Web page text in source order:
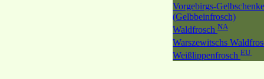
Vorgebirgs-
(Gelbbeinfrosch)
Waldfrosch NA
Warszewitschs
Weißlippenfrosch EU